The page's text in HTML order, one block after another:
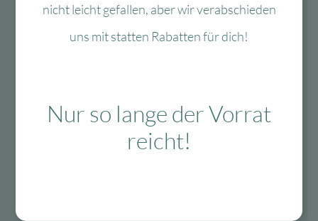
Vertrag widerrufen
30-tägiges Rückgaberecht
nicht leicht gefallen, aber wir verabschieden
uns mit statten Rabatten für dich!
Nur so lange der Vorrat
reicht!